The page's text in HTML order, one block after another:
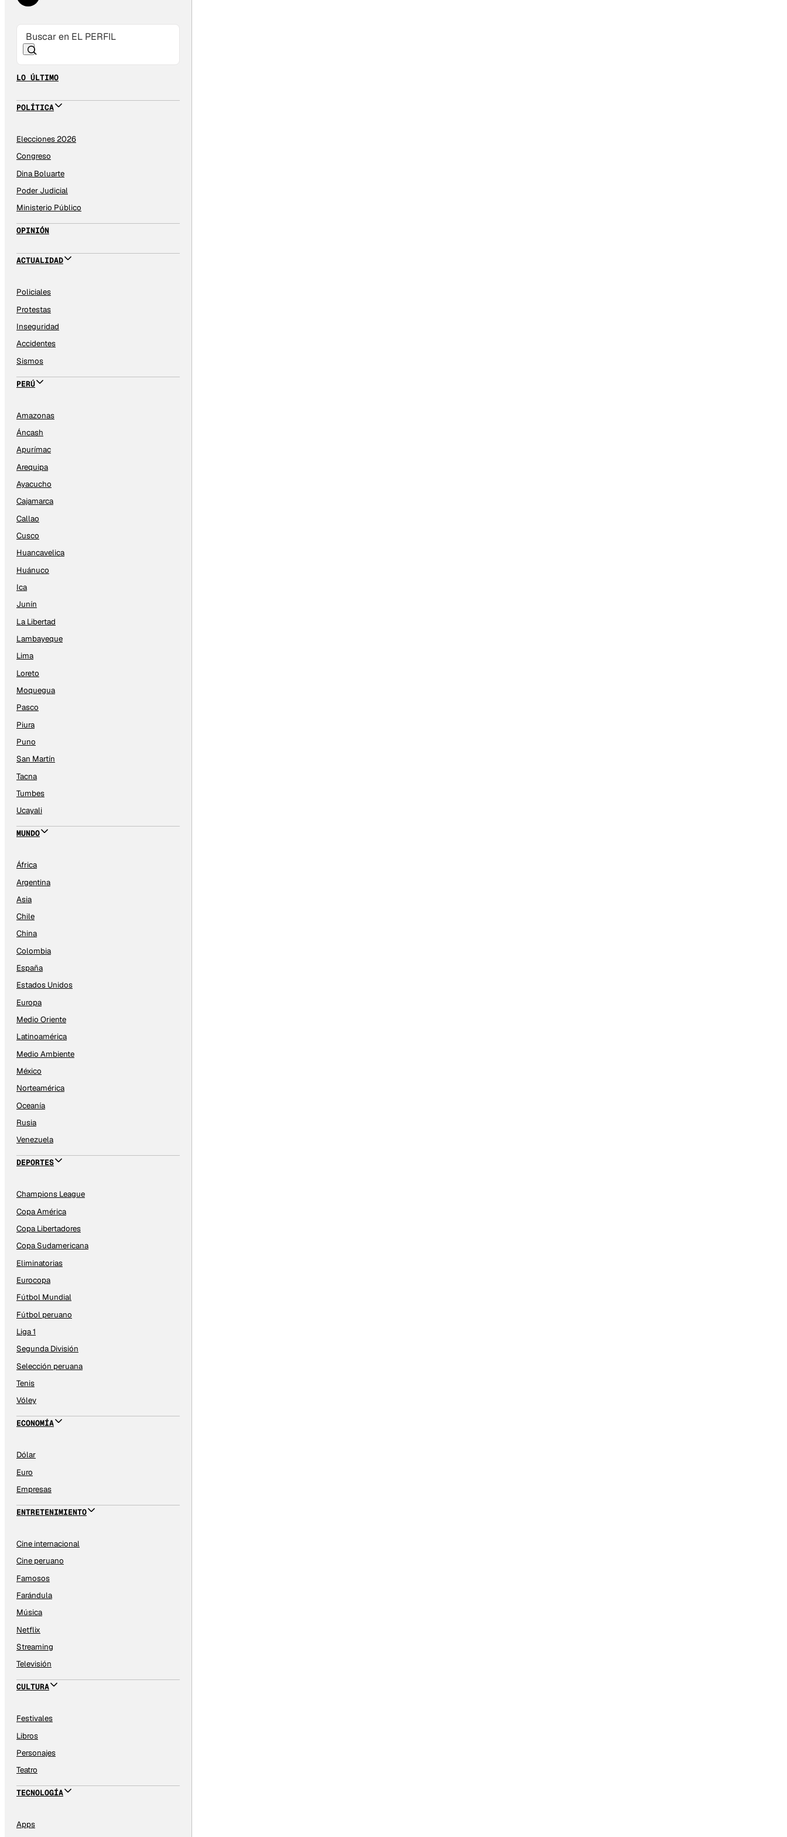
LO ÚLTIMO
POLÍTICA
Elecciones 2026
Congreso
Dina Boluarte
Poder Judicial
Ministerio Público
OPINIÓN
ACTUALIDAD
Policiales
Protestas
Inseguridad
Accidentes
Sismos
PERÚ
Amazonas
Áncash
Apurímac
Arequipa
Ayacucho
Cajamarca
Callao
Cusco
Huancavelica
Huánuco
Ica
Junín
La Libertad
Lambayeque
Lima
Loreto
Moquegua
Pasco
Piura
Puno
San Martín
Tacna
Tumbes
Ucayali
MUNDO
África
Argentina
Asia
Chile
China
Colombia
España
Estados Unidos
Europa
Medio Oriente
Latinoamérica
Medio Ambiente
México
Norteamérica
Oceanía
Rusia
Venezuela
DEPORTES
Champions League
Copa América
Copa Libertadores
Copa Sudamericana
Eliminatorias
Eurocopa
Fútbol Mundial
Fútbol peruano
Liga 1
Segunda División
Selección peruana
Tenis
Vóley
ECONOMÍA
Dólar
Euro
Empresas
ENTRETENIMIENTO
Cine internacional
Cine peruano
Famosos
Farándula
Música
Netflix
Streaming
Televisión
CULTURA
Festivales
Libros
Personajes
Teatro
TECNOLOGÍA
Apps